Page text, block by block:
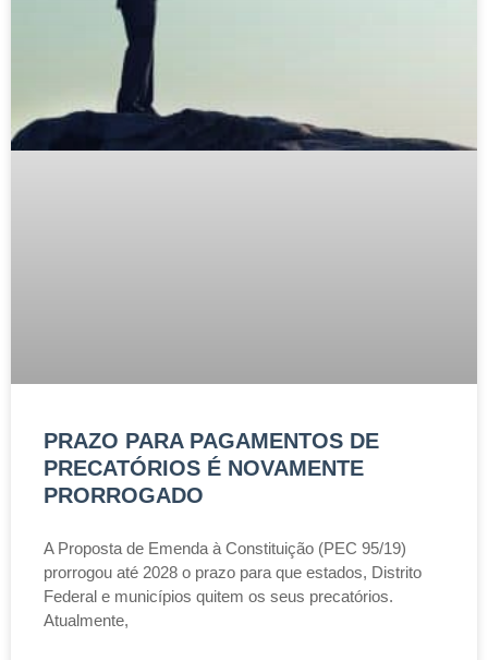
PRAZO PARA PAGAMENTOS DE
PRECATÓRIOS É NOVAMENTE
PRORROGADO
A Proposta de Emenda à Constituição (PEC 95/19)
prorrogou até 2028 o prazo para que estados, Distrito
Federal e municípios quitem os seus precatórios.
Atualmente,